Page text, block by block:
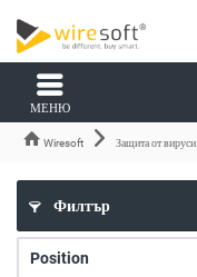
МЕНЮ
Wiresoft Защита от вируси
Филтър